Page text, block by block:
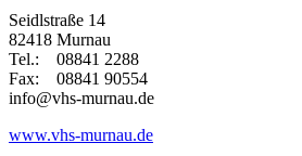
Seidlstraße 14
82418 Murnau
Tel.: 08841 2288
Fax: 08841 90554
info@vhs-murnau.de
www.vhs-murnau.de